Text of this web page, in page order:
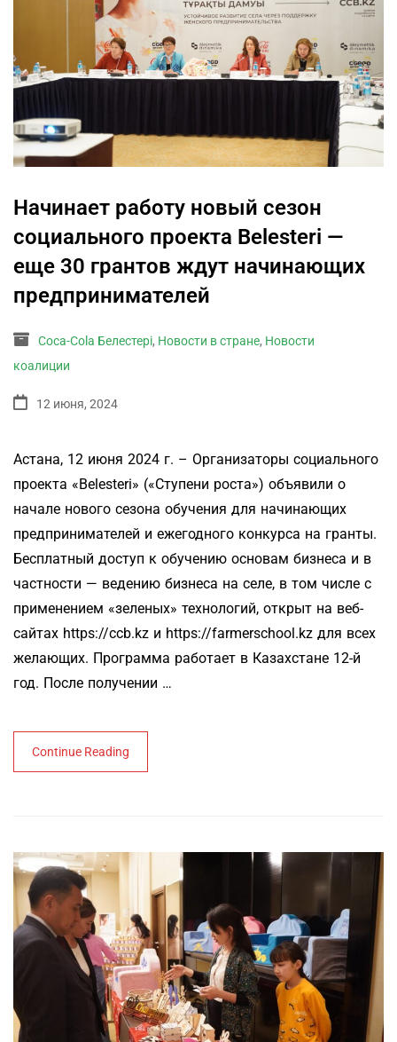
Начинает работу новый сезон
социального проекта Belesteri —
еще 30 грантов ждут начинающих
предпринимателей
Coca-Cola Белестері, Новости в стране, Новости
коалиции
12 июня, 2024
Астана, 12 июня 2024 г. – Организаторы социального
проекта «Belesteri» («Ступени роста») объявили о
начале нового сезона обучения для начинающих
предпринимателей и ежегодного конкурса на гранты.
Бесплатный доступ к обучению основам бизнеса и в
частности — ведению бизнеса на селе, в том числе с
применением «зеленых» технологий, открыт на веб-
сайтах https://ccb.kz и https://farmerschool.kz для всех
желающих. Программа работает в Казахстане 12-й
год. После получении …
Continue Reading